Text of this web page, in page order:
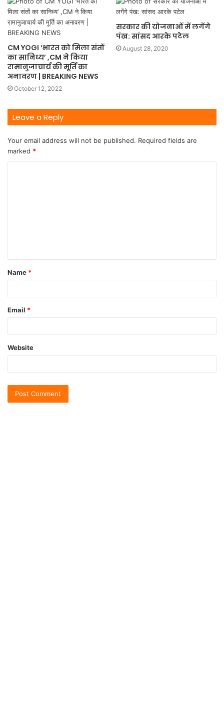
CM YOGI ‘भारत को मिला संतों
का सानिध्य’ ,CM ने किया
रामानुजाचार्य की मूर्ति का
अनावरण | BREAKING NEWS
October 12, 2022
सरकार की योजनाओं में लगेंगे
पंख: सांसद आरके पटेल
August 28, 2020
Leave a Reply
Your email address will not be published. Required fields are
marked *
Name *
Email *
Website